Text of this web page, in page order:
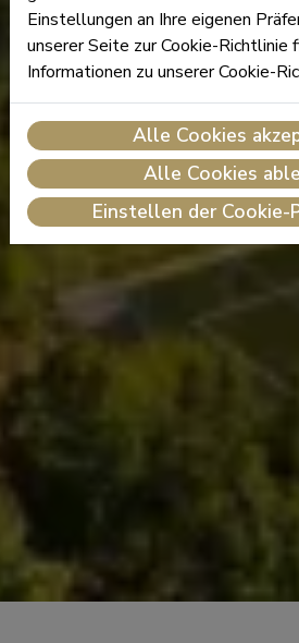
Einstellungen an Ihre eigenen
unserer Seite zur Cookie-Richtlinie
Informationen zu unserer Cookie-
Alle Cookies
Alle Cookies
Einstellen der Cookie-